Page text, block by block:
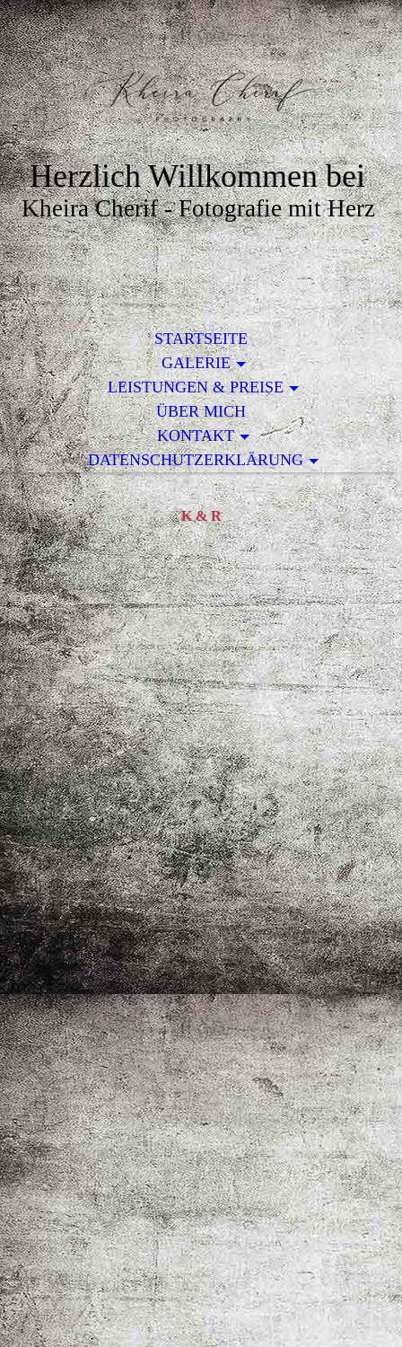
Herzlich Willkommen bei
Kheira Cherif - Fotografie mit Herz
STARTSEITE
GALERIE
LEISTUNGEN & PREISE
ÜBER MICH
KONTAKT
DATENSCHUTZERKLÄRUNG
K & R
_MG_8892